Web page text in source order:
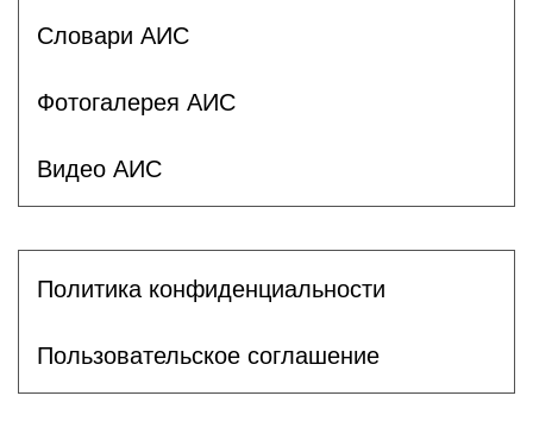
Словари АИС
Фотогалерея АИС
Видео АИС
Политика конфиденциальности
Пользовательское соглашение